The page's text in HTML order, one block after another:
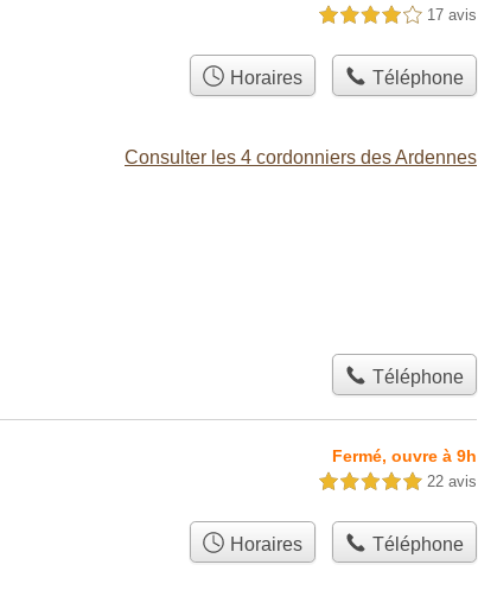
4,0 étoiles sur 5 17 avis
Horaires Téléphone
Consulter les 4 cordonniers des Ardennes
Téléphone
Fermé, ouvre à 9h
5,0 étoiles sur 5 22 avis
Horaires Téléphone